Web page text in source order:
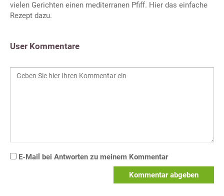
vielen Gerichten einen mediterranen Pfiff. Hier das einfache
Rezept dazu.
User Kommentare
E-Mail bei Antworten zu meinem Kommentar
Kommentar abgeben